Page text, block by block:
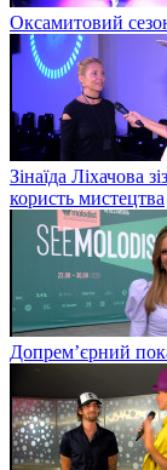
Оксамитовий
Зінаїда Ліхачова
користь мистецтва
Допрем’єрний